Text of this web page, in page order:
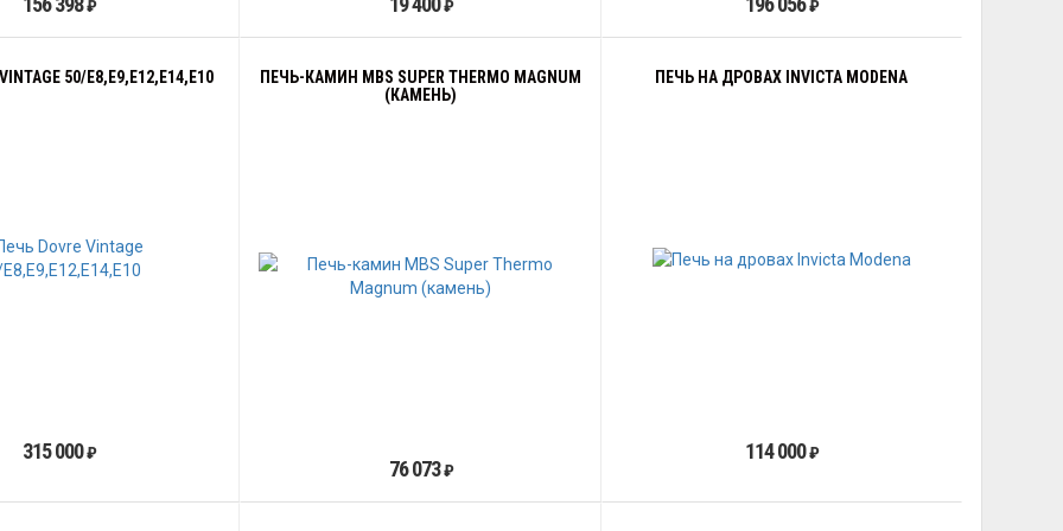
₽ ₽ ₽
50/E8,E9,E12,E14,E10
315 000₽
ПЕЧЬ-КАМИН MBS SUPER THERMO MAGNUM
(КАМЕНЬ)
76 073₽
ПЕЧЬ НА ДРОВАХ INVICTA MODENA
114 000₽